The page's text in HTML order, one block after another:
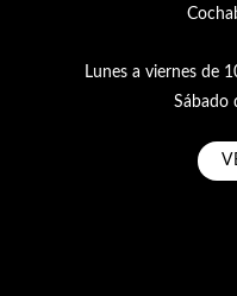
Lunes a viernes de
Sábado